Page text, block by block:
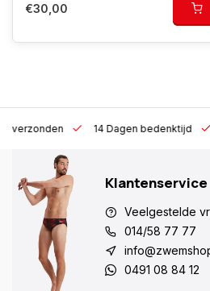
€30,00
h verzonden 14 Dagen bedenktijd
Klantenservice
Veelgestelde
014/58 77 77
0491 08 84 12